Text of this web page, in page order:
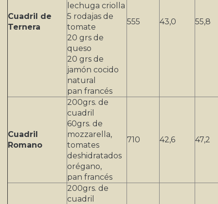
Cuadril de
Ternera
lechuga criolla
5 rodajas de
tomate
20 grs de
queso
20 grs de
jamón cocido
natural
pan francés
555 43,0 55,8
Cuadril
Romano
200grs. de
cuadril
60grs. de
mozzarella,
tomates
deshidratados
orégano,
pan francés
710 42,6 47,2
200grs. de
cuadril